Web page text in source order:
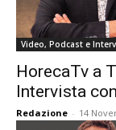
Video, Podcast e
HorecaTv a
Intervista
Redazione - 14